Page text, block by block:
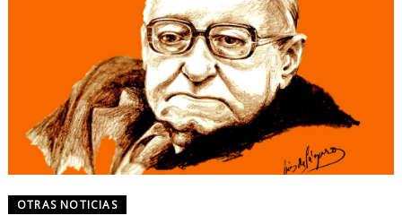
OTRAS NOTICIAS